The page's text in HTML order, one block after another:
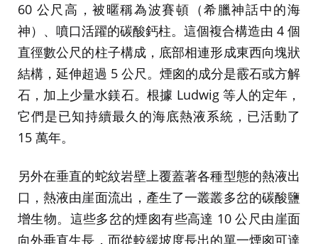
60 公尺高，被暱稱為波賽頓（希臘神話中的海
神）、噴口活躍的碳酸鈣柱。這個複合構造由 4 個
直徑數公尺的柱子構成，底部相連形成東西向塊狀
結構，延伸超過 5 公尺。煙囪的成分是霰石或方解
石，加上少量水鎂石。根據 Ludwig 等人的定年，
它們是已知持續最久的海底熱液系統，已活動了
15 萬年。
另外在垂直的蛇紋岩壁上覆蓋著各種型態的熱液出
口，熱液由崖面流出，產生了一叢叢多岔的碳酸鹽
增生物。這些多岔的煙囪有些高達 10 公尺由崖面
向外垂直生長，而從較緩坡度長出的單一煙囪可達